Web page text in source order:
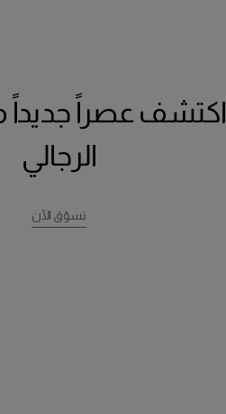
اكتشف عصراً جديداً
الرجالي
تسوّق الآن